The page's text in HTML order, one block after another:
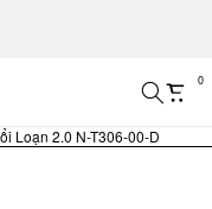
0
Loạn 2.0 N-T306-00-D